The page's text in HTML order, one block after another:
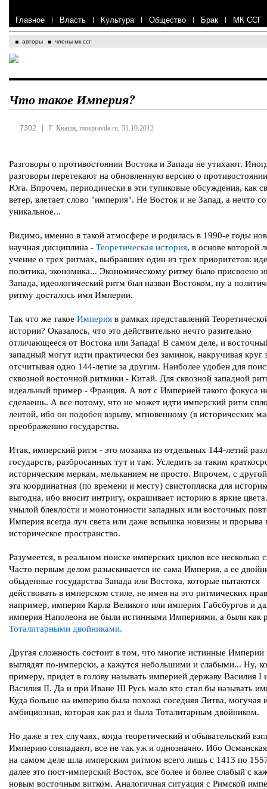
Главное | Власть | Культура | Общество | Брак | МК ССГ
авторы члены мк ссг
Что такое Империя?
7302 Г. Кваша, mospravda.ru, 31.10.2012
Разговоры о противостоянии Востока и Запада не утихают.
разговоры перетекают на обновленную версию о
Юга. Впрочем, периодически в эти тупиковые обсуждения, как
ветер, влетает слово "империя". Не Восток и не Запад, а нечто
уникальное...
Видимо, именно в такой атмосфере и родилась в 1990-е годы
научная дисциплина - Теоретическая история, в основе которой
учение о трех ритмах, выбравших один из трех приоритетов:
политика, экономика... Экономическому ритму было присвоено
Запада, идеологический ритм был назван Востоком, ну а
ритму досталось имя Империи.
Так что же такое Империя в рамках представлений
истории? Оказалось, что это действительно нечто разительно
отличающееся от Востока или Запада! В самом деле, и
западный могут идти практически без заминок, накручивая круг
отсчитывая одно 144-летие за другим. Наиболее удобен для
сквозной восточной ритмики - Китай. Для сквозной западной
идеальный пример - Франция. А вот с Империей такого фокуса
сделаешь. А все потому, что не может идти имперский ритм
лентой, ибо он подобен взрыву, мгновенному (в исторических
преображению государства.
Итак, имперский ритм - это мозаика из отдельных 144-летий
государств, разбросанных тут и там. Уследить за таким
историческим меркам, мельканием не просто. Впрочем, с
эта координатная (по времени и месту) свистопляска для
выгодна, ибо вносит интригу, окрашивает историю в яркие
унылой блеклости и монотонности западных или восточных
Империя всегда луч света или даже вспышка новизны и прорыва
историческое пространство.
Разумеется, в реальном поиске имперских циклов все несколько
Часто первым делом разыскивается не сама Империя, а ее
обыденные государства Запада или Востока, которые пытаются
действовать в имперском стиле, не имея на это ритмических
например, империя Карла Великого или империя Габсбургов и
империя Наполеона не были истинными Империями, а были как
Тоталитарными двойниками.
Другая сложность состоит в том, что многие истинные Империи
выглядят по-имперски, а кажутся небольшими и слабыми... Ну,
примеру, придет в голову называть империей державу Василия I
Василия II. Да и при Иване III Русь мало кто стал бы называть
Куда больше на империю была похожа соседняя Литва, могучая
амбициозная, которая как раз и была Тоталитарным двойником.
Но даже в тех случаях, когда теоретический и обывательский
Империю совпадают, все не так уж и однозначно. Ибо
на самом деле шла имперским ритмом всего лишь с 1413 по
далее это пост-имперский Восток, все более и более слабый с
новым восточным витком. Аналогичная ситуация с Римской